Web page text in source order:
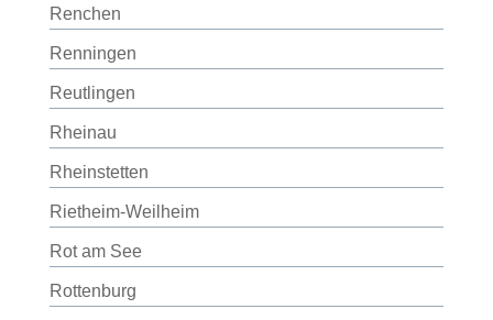
Renchen
Renningen
Reutlingen
Rheinau
Rheinstetten
Rietheim-Weilheim
Rot am See
Rottenburg